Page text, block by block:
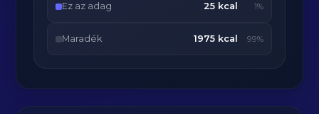
Ez az adag 25 kcal 1%
Maradék 1975 kcal 99%